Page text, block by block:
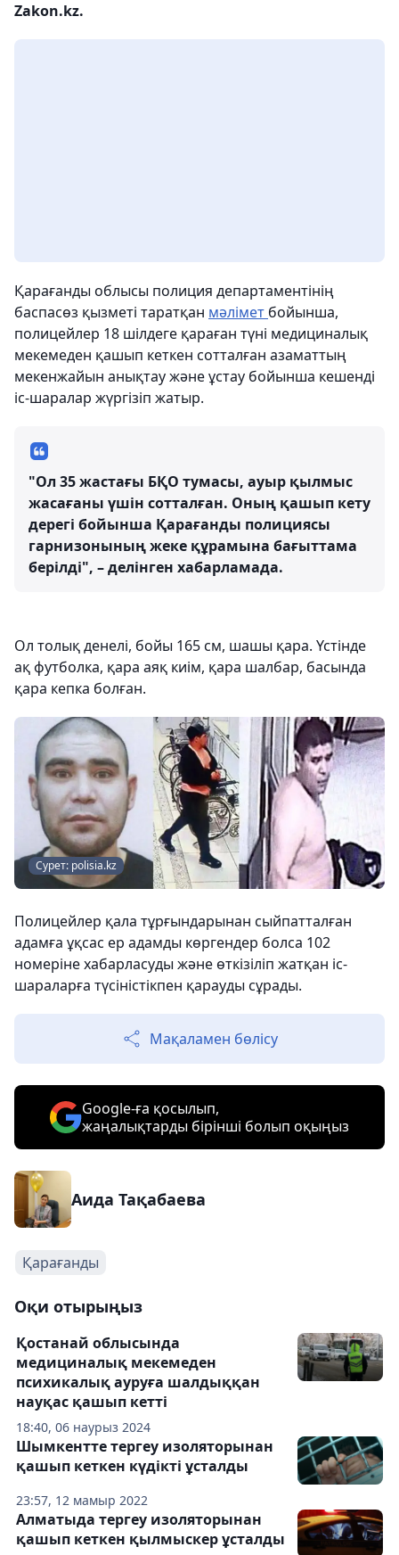
Zakon.kz.
Қарағанды облысы полиция департаментінің
баспасөз қызметі таратқан мәлімет бойынша,
полицейлер 18 шілдеге қараған түні медициналық
мекемеден қашып кеткен сотталған азаматтың
мекенжайын анықтау және ұстау бойынша кешенді
іс-шаралар жүргізіп жатыр.
"Ол 35 жастағы БҚО тумасы, ауыр қылмыс
жасағаны үшін сотталған. Оның қашып кету
дерегі бойынша Қарағанды полициясы
гарнизонының жеке құрамына бағыттама
берілді", – делінген хабарламада.
Ол толық денелі, бойы 165 см, шашы қара. Үстінде
ақ футболка, қара аяқ киім, қара шалбар, басында
қара кепка болған.
Сурет: polisia.kz
Полицейлер қала тұрғындарынан сыйпатталған
адамға ұқсас ер адамды көргендер болса 102
номеріне хабарласуды және өткізіліп жатқан іс-
шараларға түсіністікпен қарауды сұрады.
Мақаламен бөлісу
Google-ға қосылып,
жаңалықтарды бірінші болып оқыңыз
Аида Тақабаева
Қарағанды
Оқи отырыңыз
18:40, 06 наурыз 2024
Қостанай облысында
медициналық мекемеден
психикалық ауруға шалдыққан
науқас қашып кетті
23:57, 12 мамыр 2022
Шымкентте тергеу изоляторынан
қашып кеткен күдікті ұсталды
Алматыда тергеу изоляторынан
қашып кеткен қылмыскер ұсталды